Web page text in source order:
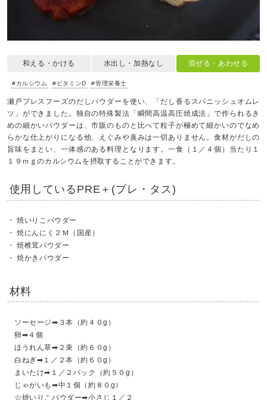
和える・かける 水出し・加熱なし 混ぜる・あわせる
#カルシウム #ビタミンD #管理栄養士
瀬戸プレスフーズのだしパウダーを使い、「だし香るスパニッシュオムレ
ツ」ができました。独自の特殊製法「瞬間高温高圧焼成法」で作られるき
めの細かいパウダーは、市販のものと比べて粒子が極めて細かいのでなめ
らかな仕上がりになる他、えぐみや臭みは一切ありません。食材がだしの
旨味をまとい、一体感のある料理となります。一食（１／４個）当たり１
１９ｍｇのカルシウムを摂取することができます。
使用しているPRE＋(プレ・タス)
焼いりこパウダー
焼にんにく２Ｍ（国産）
焼椎茸パウダー
焼かきパウダー
材料
ソーセージ➡３本（約４０g）
卵➡４個
ほうれん草➡２束（約６０g）
白ねぎ➡１／２本（約６０g）
まいたけ➡１／２パック（約５０g）
じゃがいも➡中１個（約８０g）
☆焼いりこパウダー➡小さじ１／２